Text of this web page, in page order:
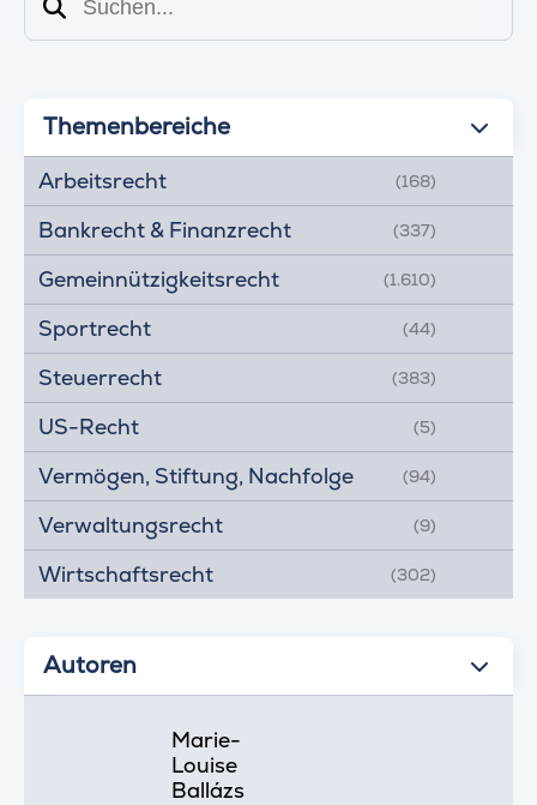
Suchen
Themenbereiche
Arbeitsrecht (168)
Bankrecht & Finanzrecht (337)
Gemeinnützigkeitsrecht (1.610)
Sportrecht (44)
Steuerrecht (383)
US-Recht (5)
Vermögen, Stiftung, Nachfolge (94)
Verwaltungsrecht (9)
Wirtschaftsrecht (302)
Autoren
Marie-
Louise
Ballázs